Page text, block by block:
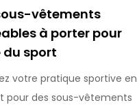
vêtements
à porter pour
du sport
votre pratique sportive en
pour des sous-vêtements